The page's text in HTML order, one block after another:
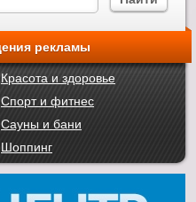
рекламы
Красота и здоровье
Спорт и фитнес
Сауны и бани
Шоппинг